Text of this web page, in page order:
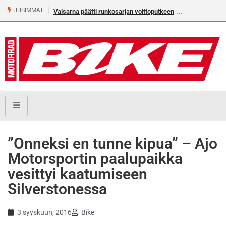
UUSIMMAT Valsarna päätti runkosarjan voittoputkeen
”Onneksi en tunne kipua” – Ajo
Motorsportin paalupaikka
vesittyi kaatumiseen
Silverstonessa
3 syyskuun, 2016 Bike